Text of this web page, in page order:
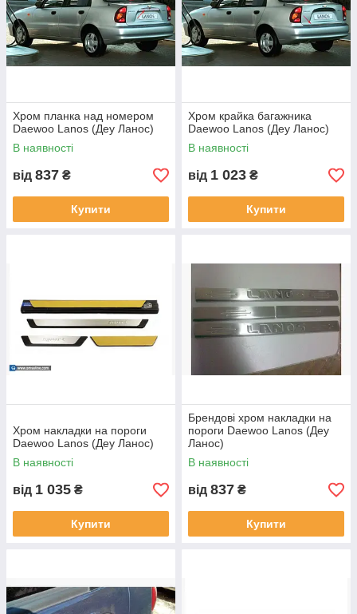
Хром планка над номером
Daewoo Lanos (Деу Ланос)
В наявності
від 837 ₴
Купити
Хром крайка багажника
Daewoo Lanos (Деу Ланос)
В наявності
від 1 023 ₴
Купити
Хром накладки на пороги
Daewoo Lanos (Деу Ланос)
В наявності
від 1 035 ₴
Купити
Брендові хром накладки на
пороги Daewoo Lanos (Деу
Ланос)
В наявності
від 837 ₴
Купити